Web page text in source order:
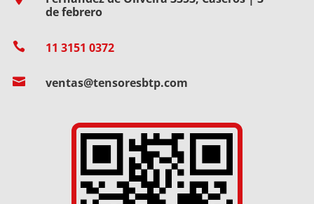
de febrero
 11 3151 0372
 ventas@tensoresbtp.com